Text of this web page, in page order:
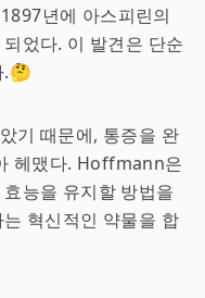
년에 아스피린의
었다. 이 발견은 단순
.🤔
기 때문에, 통증을 완
헤맸다. Hoffmann은
능을 유지할 방법을
혁신적인 약물을 합